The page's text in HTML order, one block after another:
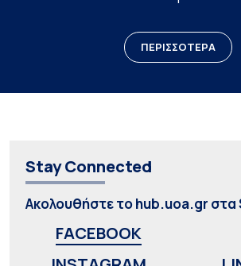
ΠΕΡΙΣΣΟΤΕΡΑ
Stay Connected
Ακολουθήστε το hub.uoa.gr στα
FACEBOOK